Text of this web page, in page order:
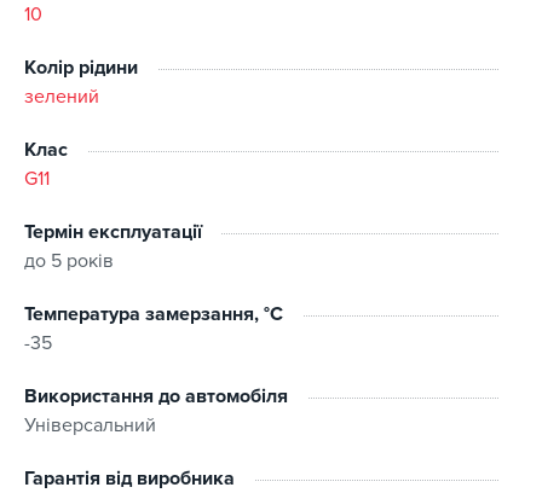
10
Колір рідини
зелений
Клас
G11
Термін експлуатації
до 5 років
Температура замерзання, °C
-35
Використання до автомобіля
Універсальний
Гарантія від виробника